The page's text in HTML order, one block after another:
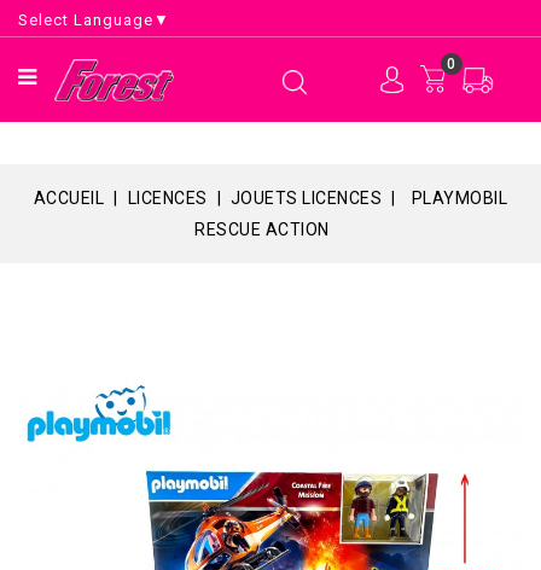
Select Language ▼
0
ACCUEIL LICENCES JOUETS LICENCES
PLAYMOBIL
RESCUE ACTION